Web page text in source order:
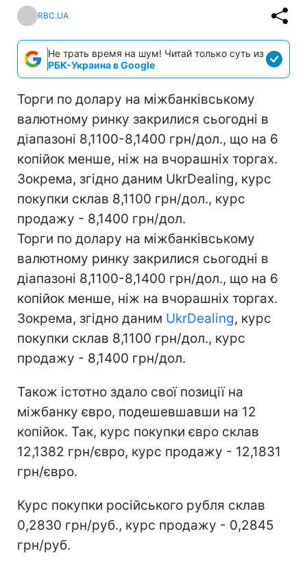
RBC.UA
Не трать время на шум! Читай только суть из
РБК-Украина в Google
Торги по долару на міжбанківському
валютному ринку закрилися сьогодні в
діапазоні 8,1100-8,1400 грн/дол., що на 6
копійок менше, ніж на вчорашніх торгах.
Зокрема, згідно даним UkrDealing, курс
покупки склав 8,1100 грн/дол., курс
продажу - 8,1400 грн/дол.
Торги по долару на міжбанківському
валютному ринку закрилися сьогодні в
діапазоні 8,1100-8,1400 грн/дол., що на 6
копійок менше, ніж на вчорашніх торгах.
Зокрема, згідно даним UkrDealing, курс
покупки склав 8,1100 грн/дол., курс
продажу - 8,1400 грн/дол.
Також істотно здало свої позиції на
міжбанку євро, подешевшавши на 12
копійок. Так, курс покупки євро склав
12,1382 грн/євро, курс продажу - 12,1831
грн/євро.
Курс покупки російського рубля склав
0,2830 грн/руб., курс продажу - 0,2845
грн/руб.